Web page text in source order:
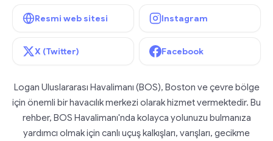
Resmi web sitesi Instagram
X (Twitter) Facebook
Logan Uluslararası Havalimanı (BOS), Boston ve çevre bölge
için önemli bir havacılık merkezi olarak hizmet vermektedir. Bu
rehber, BOS Havalimanı'nda kolayca yolunuzu bulmanıza
yardımcı olmak için canlı uçuş kalkışları, varışları, gecikme